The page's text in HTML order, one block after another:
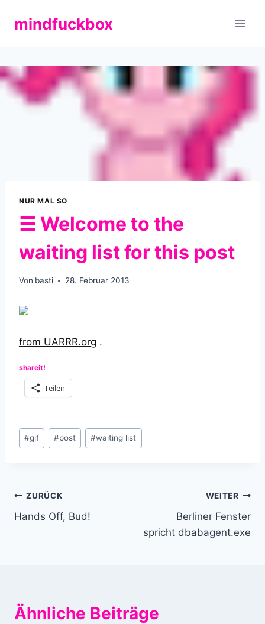
Inhaltmindfuckbox
NUR MAL SO
☰ Welcome to the
waiting list for this post
Von basti 28. Februar 2013
from UARRR.org .
shareit!
Teilen
Schlagworte:
#gif #post #waiting list
Beitragsnavigation
ZURÜCK
Hands Off, Bud!
WEITER
Berliner Fenster
spricht dbabagent.exe
Ähnliche Beiträge